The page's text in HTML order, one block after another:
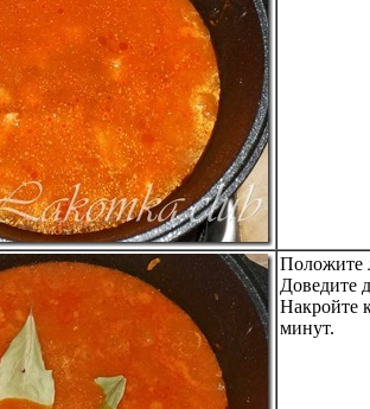
Положите
Доведите
Накройте
минут.